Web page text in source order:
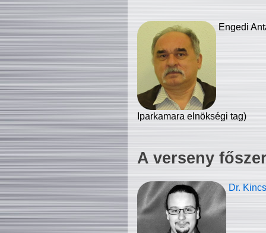
Engedi
Iparkamara elnökségi tag)
A verseny
Dr.